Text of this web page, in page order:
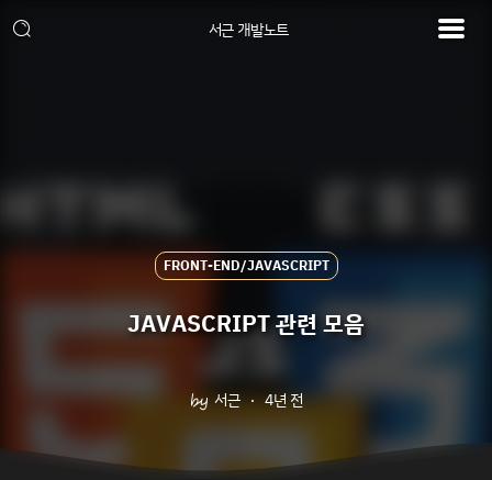
서근 개발노트
FRONT-END/JAVASCRIPT
JAVASCRIPT 관련 모음
서근 4년 전